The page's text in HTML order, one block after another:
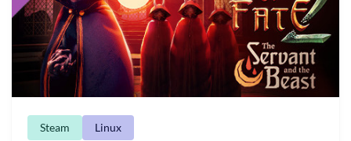
Steam Linux